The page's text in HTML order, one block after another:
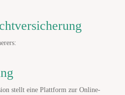
stellt eine Plattform zur Online-